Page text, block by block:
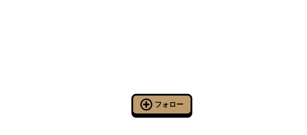
フォロー